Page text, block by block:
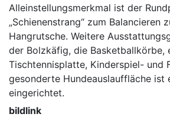
Alleinstellungsmerkmal ist der
„Schienenstrang“ zum Balancieren
Hangrutsche. Weitere
der Bolzkäfig, die Basketballkörbe,
Tischtennisplatte, Kinderspiel- und
gesonderte Hundeauslauffläche ist
eingerichtet.
bildlink